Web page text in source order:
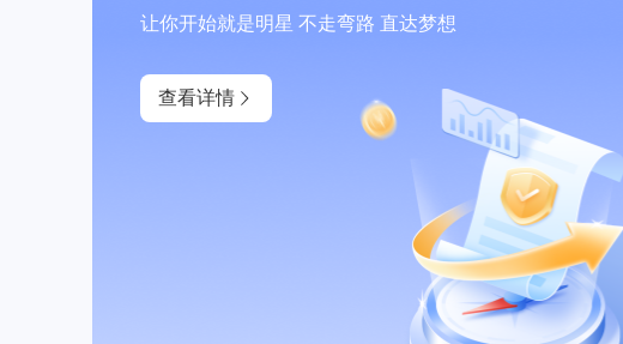
让你开始就是明星 不走弯路 直达梦想
查看详情